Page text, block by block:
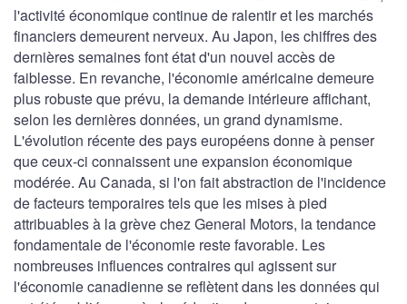
l'activité économique continue de ralentir et les marchés
financiers demeurent nerveux. Au Japon, les chiffres des
dernières semaines font état d'un nouvel accès de
faiblesse. En revanche, l'économie américaine demeure
plus robuste que prévu, la demande intérieure affichant,
selon les dernières données, un grand dynamisme.
L'évolution récente des pays européens donne à penser
que ceux-ci connaissent une expansion économique
modérée. Au Canada, si l'on fait abstraction de l'incidence
de facteurs temporaires tels que les mises à pied
attribuables à la grève chez General Motors, la tendance
fondamentale de l'économie reste favorable. Les
nombreuses influences contraires qui agissent sur
l'économie canadienne se reflètent dans les données qui